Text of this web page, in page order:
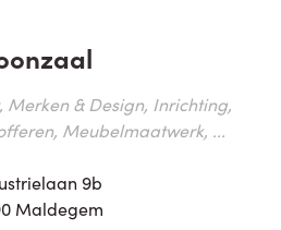
& Design, Inrichting,
Meubelmaatwerk, ...
9b
Maldegem